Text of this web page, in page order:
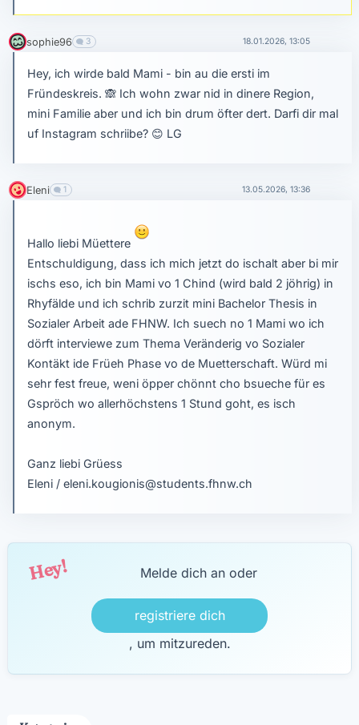
sophie96 3 18.01.2026, 13:05
Hey, ich wirde bald Mami - bin au die ersti im
Fründeskreis.🙈 Ich wohn zwar nid in dinere Region,
mini Familie aber und ich bin drum öfter dert. Darfi dir mal
uf Instagram schriibe? 😊 LG
Eleni 1 13.05.2026, 13:36
Hallo liebi Müettere
Entschuldigung, dass ich mich jetzt do ischalt aber bi mir
ischs eso, ich bin Mami vo 1 Chind (wird bald 2 jöhrig) in
Rhyfälde und ich schrib zurzit mini Bachelor Thesis in
Sozialer Arbeit ade FHNW. Ich suech no 1 Mami wo ich
dörft interviewe zum Thema Veränderig vo Sozialer
Kontäkt ide Früeh Phase vo de Muetterschaft. Würd mi
sehr fest freue, weni öpper chönnt cho bsueche für es
Gspröch wo allerhöchstens 1 Stund goht, es isch
anonym.
Ganz liebi Grüess
Eleni / eleni.kougionis@students.fhnw.ch
Hey! Melde dich an oder
registriere dich
, um mitzureden.